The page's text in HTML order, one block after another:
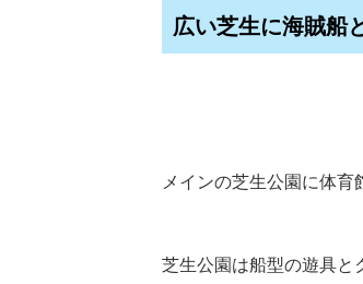
広い芝生に海賊船
メインの芝生公園に体育
芝生公園は船型の遊具と